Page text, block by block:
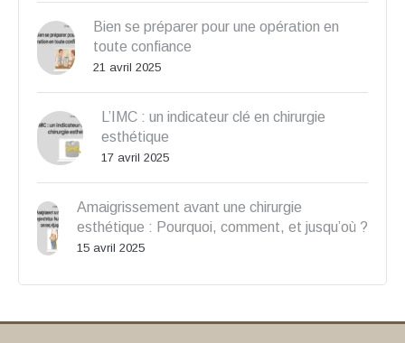
Bien se préparer pour une opération en
toute confiance
21 avril 2025
L’IMC : un indicateur clé en chirurgie
esthétique
17 avril 2025
Amaigrissement avant une chirurgie
esthétique : Pourquoi, comment, et jusqu’où ?
15 avril 2025